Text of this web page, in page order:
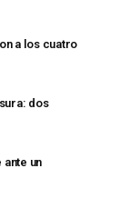
a los cuatro
dos
ante un